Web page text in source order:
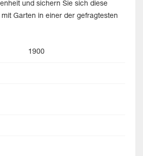
und sichern Sie sich diese
Garten in einer der gefragtesten
1900